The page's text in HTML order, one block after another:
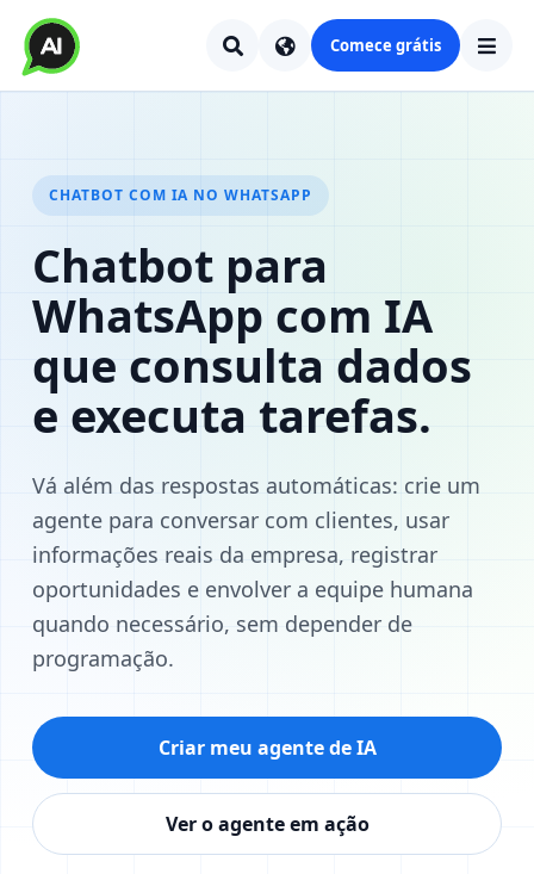
Comece grátis
CHATBOT COM IA NO WHATSAPP
Chatbot para
WhatsApp com IA
que consulta dados
e executa tarefas.
Vá além das respostas automáticas: crie um
agente para conversar com clientes, usar
informações reais da empresa, registrar
oportunidades e envolver a equipe humana
quando necessário, sem depender de
programação.
Criar meu agente de IA
Ver o agente em ação